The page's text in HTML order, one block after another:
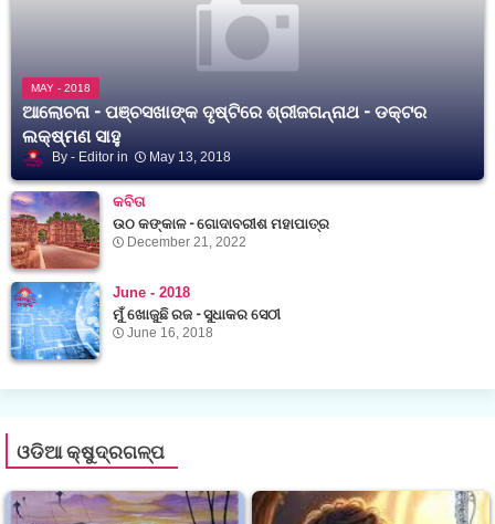
MAY - 2018
ଆଲୋଚନା - ପଞ୍ଚସଖାଙ୍କ ଦୃଷ୍ଟିରେ ଶ୍ରୀଜଗନ୍ନାଥ - ଡକ୍ଟର
ଲକ୍ଷ୍ମଣ ସାହୁ
Editor May 13, 2018
କବିତା
ଉଠ କଙ୍କାଳ - ଗୋଦାବରୀଶ ମହାପାତ୍ର
December 21, 2022
June - 2018
ମୁଁ ଖୋଜୁଛି ରଜ - ସୁଧାକର ସେଠୀ
June 16, 2018
ଓଡିଆ କ୍ଷୁଦ୍ରଗଳ୍ପ